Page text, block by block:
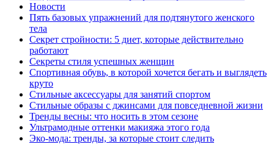
Новости
Пять базовых упражнений для подтянутого женского
тела
Секрет стройности: 5 диет, которые действительно
работают
Секреты стиля успешных женщин
Спортивная обувь, в которой хочется бегать и выглядеть
круто
Стильные аксессуары для занятий спортом
Стильные образы с джинсами для повседневной жизни
Тренды весны: что носить в этом сезоне
Ультрамодные оттенки макияжа этого года
Эко-мода: тренды, за которые стоит следить